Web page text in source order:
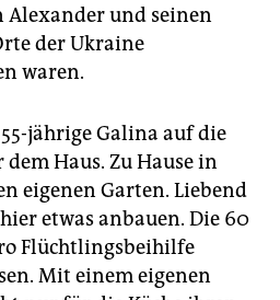
Alexander und seinen
der Ukraine
waren.
jährige Galina auf die
Haus. Zu Hause in
eigenen Garten. Liebend
etwas anbauen. Die 60
Flüchtlingsbeihilfe
Mit einem eigenen